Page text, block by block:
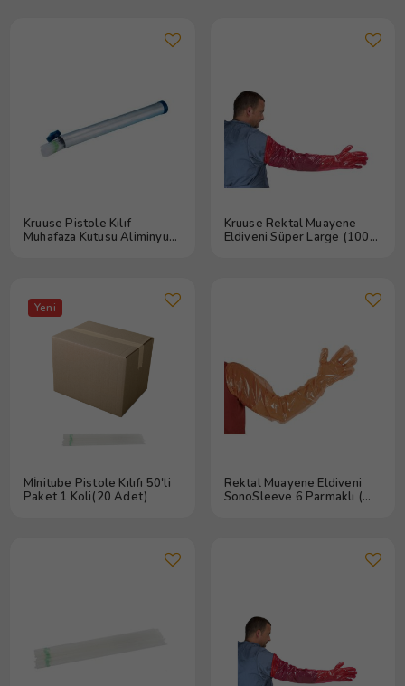
Kruuse Pistole Kılıf
Muhafaza Kutusu Aliminyum
Kruuse Rektal Muayene
Eldiveni Süper Large (100
Yeni
Mİnitube Pistole Kılıfı 50'li
Paket 1 Koli(20 Adet)
Rektal Muayene Eldiveni
SonoSleeve 6 Parmaklı (